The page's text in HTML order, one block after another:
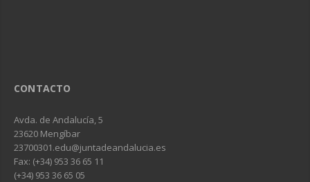
CONTACTO
Avda. de Andalucía, 5
23620 Mengíbar
23700301.edu@juntadeandalucia.es
Fax: (+34) 953 36 65 11
(+34) 953 36 65 05